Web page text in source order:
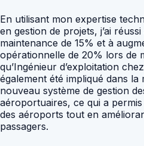
En utilisant mon expertise
en gestion de projets, j’ai
maintenance de 15% et à
opérationnelle de 20% lors de
qu’Ingénieur d’exploitation
également été impliqué dans la
nouveau système de gestion
aéroportuaires, ce qui a permis
des aéroports tout en
passagers.